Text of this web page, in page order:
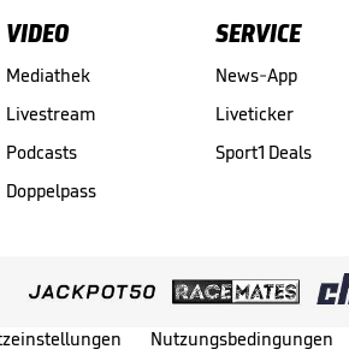
VIDEO
Mediathek
Livestream
Podcasts
Doppelpass
SERVICE
News-App
Liveticker
Sport1 Deals
Nutzungsbedingungen